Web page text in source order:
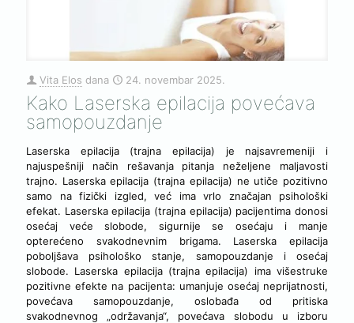
Vita Elos dana 24. novembar 2025.
Kako Laserska epilacija povećava
samopouzdanje
Laserska epilacija (trajna epilacija) je najsavremeniji i
najuspešniji način rešavanja pitanja neželjene maljavosti
trajno. Laserska epilacija (trajna epilacija) ne utiče pozitivno
samo na fizički izgled, već ima vrlo značajan psihološki
efekat. Laserska epilacija (trajna epilacija) pacijentima donosi
osećaj veće slobode, sigurnije se osećaju i manje
opterećeno svakodnevnim brigama. Laserska epilacija
poboljšava psihološko stanje, samopouzdanje i osećaj
slobode. Laserska epilacija (trajna epilacija) ima višestruke
pozitivne efekte na pacijenta: umanjuje osećaj neprijatnosti,
povećava samopouzdanje, oslobađa od pritiska
svakodnevnog „održavanja“, povećava slobodu u izboru